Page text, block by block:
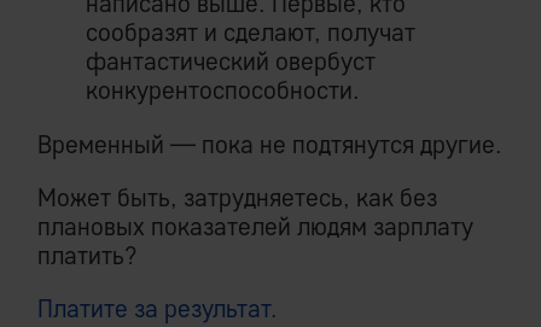
сообразят и сделают, получат
фантастический овербуст
конкурентоспособности.
Временный — пока не подтянутся другие.
Может быть, затрудняетесь, как без
плановых показателей людям зарплату
платить?
Платите за результат.